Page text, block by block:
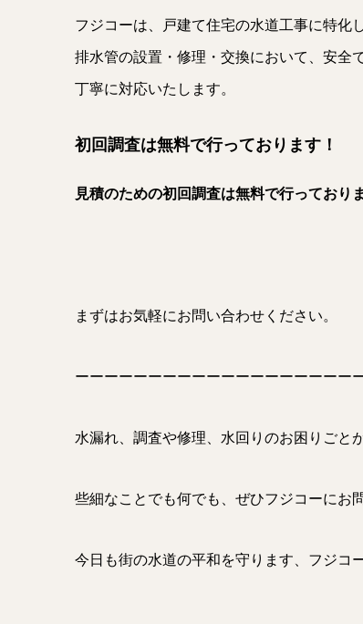
フジコーは、戸建て住宅の水道工事に特化
排水管の設置・修理・交換において、安全
丁寧に対応いたします。
初回調査は無料で行っております！
見積のための初回調査は無料で行ってお
まずはお気軽にお問い合わせください。
ーーーーーーーーーーーーーーーーーーー
水漏れ、調査や修理、水回りのお困りごと
些細なことでも何でも、ぜひフジコーにお
今日も街の水道の平和を守ります、フジコ